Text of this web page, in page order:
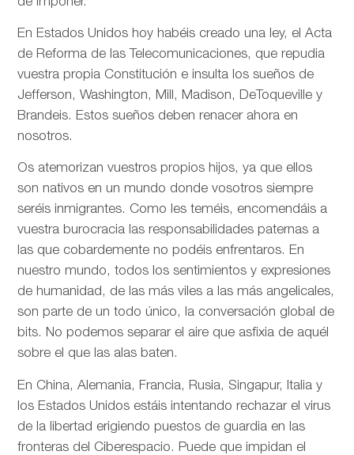
En Estados Unidos hoy habéis creado una ley, el Acta
de Reforma de las Telecomunicaciones, que repudia
vuestra propia Constitución e insulta los sueños de
Jefferson, Washington, Mill, Madison, DeToqueville y
Brandeis. Estos sueños deben renacer ahora en
nosotros.
Os atemorizan vuestros propios hijos, ya que ellos
son nativos en un mundo donde vosotros siempre
seréis inmigrantes. Como les teméis, encomendáis a
vuestra burocracia las responsabilidades paternas a
las que cobardemente no podéis enfrentaros. En
nuestro mundo, todos los sentimientos y expresiones
de humanidad, de las más viles a las más angelicales,
son parte de un todo único, la conversación global de
bits. No podemos separar el aire que asfixia de aquél
sobre el que las alas baten.
En China, Alemania, Francia, Rusia, Singapur, Italia y
los Estados Unidos estáis intentando rechazar el virus
de la libertad erigiendo puestos de guardia en las
fronteras del Ciberespacio. Puede que impidan el